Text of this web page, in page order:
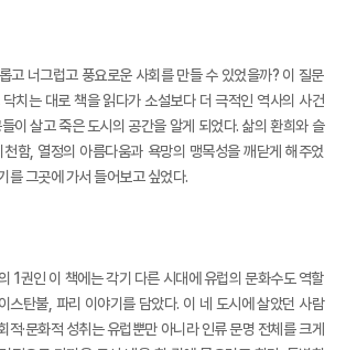
고 너그럽고 풍요로운 사회를 만들 수 있었을까? 이 질문
치는 대로 책을 읽다가 소설보다 더 극적인 역사의 사건
이 살고 죽은 도시의 공간을 알게 되었다. 삶의 환희와 슬
함, 열정의 아름다움과 욕망의 맹목성을 깨닫게 해주었
를 그곳에 가서 들어보고 싶었다.
1권인 이 책에는 각기 다른 시대에 유럽의 문화수도 역할
스탄불, 파리 이야기를 담았다. 이 네 도시에 살았던 사람
적·문화적 성취는 유럽뿐만 아니라 인류 문명 전체를 크게